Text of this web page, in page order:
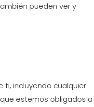
pueden ver y
ti, incluyendo cualquier
estemos obligados a